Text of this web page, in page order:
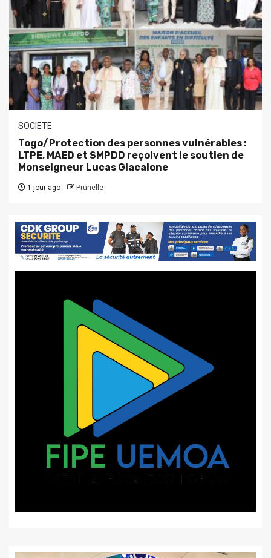
SOCIETE
Togo/Protection des personnes vulnérables :
LTPE, MAED et SMPDD reçoivent le soutien de
Monseigneur Lucas Giacalone
1 jour ago Prunelle